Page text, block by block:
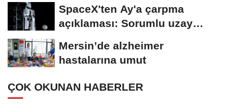
SpaceX'ten Ay'a çarpma
açıklaması: Sorumlu uzay
Mersin’de alzheimer
hastalarına umut
ÇOK OKUNAN HABERLER